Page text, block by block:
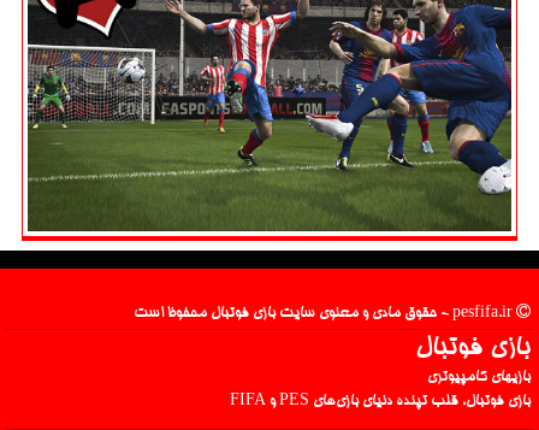
بازی فوتبال
بازیهای کامپیوتری
بازی فوتبال، قلب تپنده دنیای بازی‌های PES و FIFA